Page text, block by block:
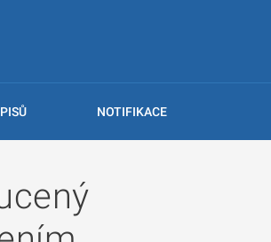
NOTIFIKACE